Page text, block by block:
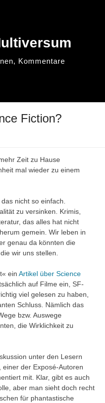
Kommentare
Fiction?
Zeit zu Hause
mal wieder zu einem
nicht so einfach.
zu versinken. Krimis,
das alles hat nicht
gemein. Wir leben in
genau da könnten die
wir uns stellen.
ein Artikel über Science
auf Filme ein, SF-
viel gelesen zu haben,
Schluss. Nämlich das
bzw. Auswege
die Wirklichkeit zu
unter den Lesern
der Exposé-Autoren
mit. Klar, gibt es auch
aber man sieht doch recht
für phantastische